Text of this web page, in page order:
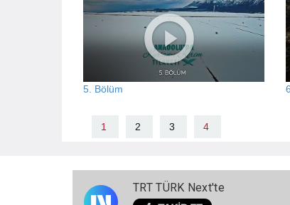
5. Bölüm
1 2 3 4
TRT TÜRK Next'te